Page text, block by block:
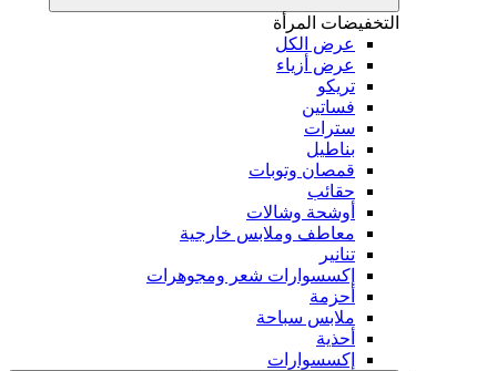
التخفيضات المرأة
عرض الكل
عرض أزياء
تريكو
فساتين
سترات
بناطيل
قمصان وتوبات
حقائب
أوشحة وشالات
معاطف وملابس خارجية
تنانير
إكسسوارات شعر ومجوهرات
أحزمة
ملابس سباحة
أحذية
إكسسوارات